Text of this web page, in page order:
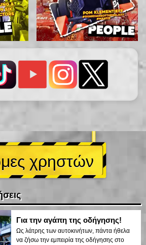
χρηστών
Για την αγάπη της οδήγησης!
Ως λάτρης των αυτοκινήτων, πάντα ήθελα
να ζήσω την εμπειρία της οδήγησης στο